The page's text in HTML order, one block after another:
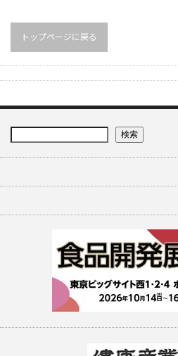
トップページに戻る
検索